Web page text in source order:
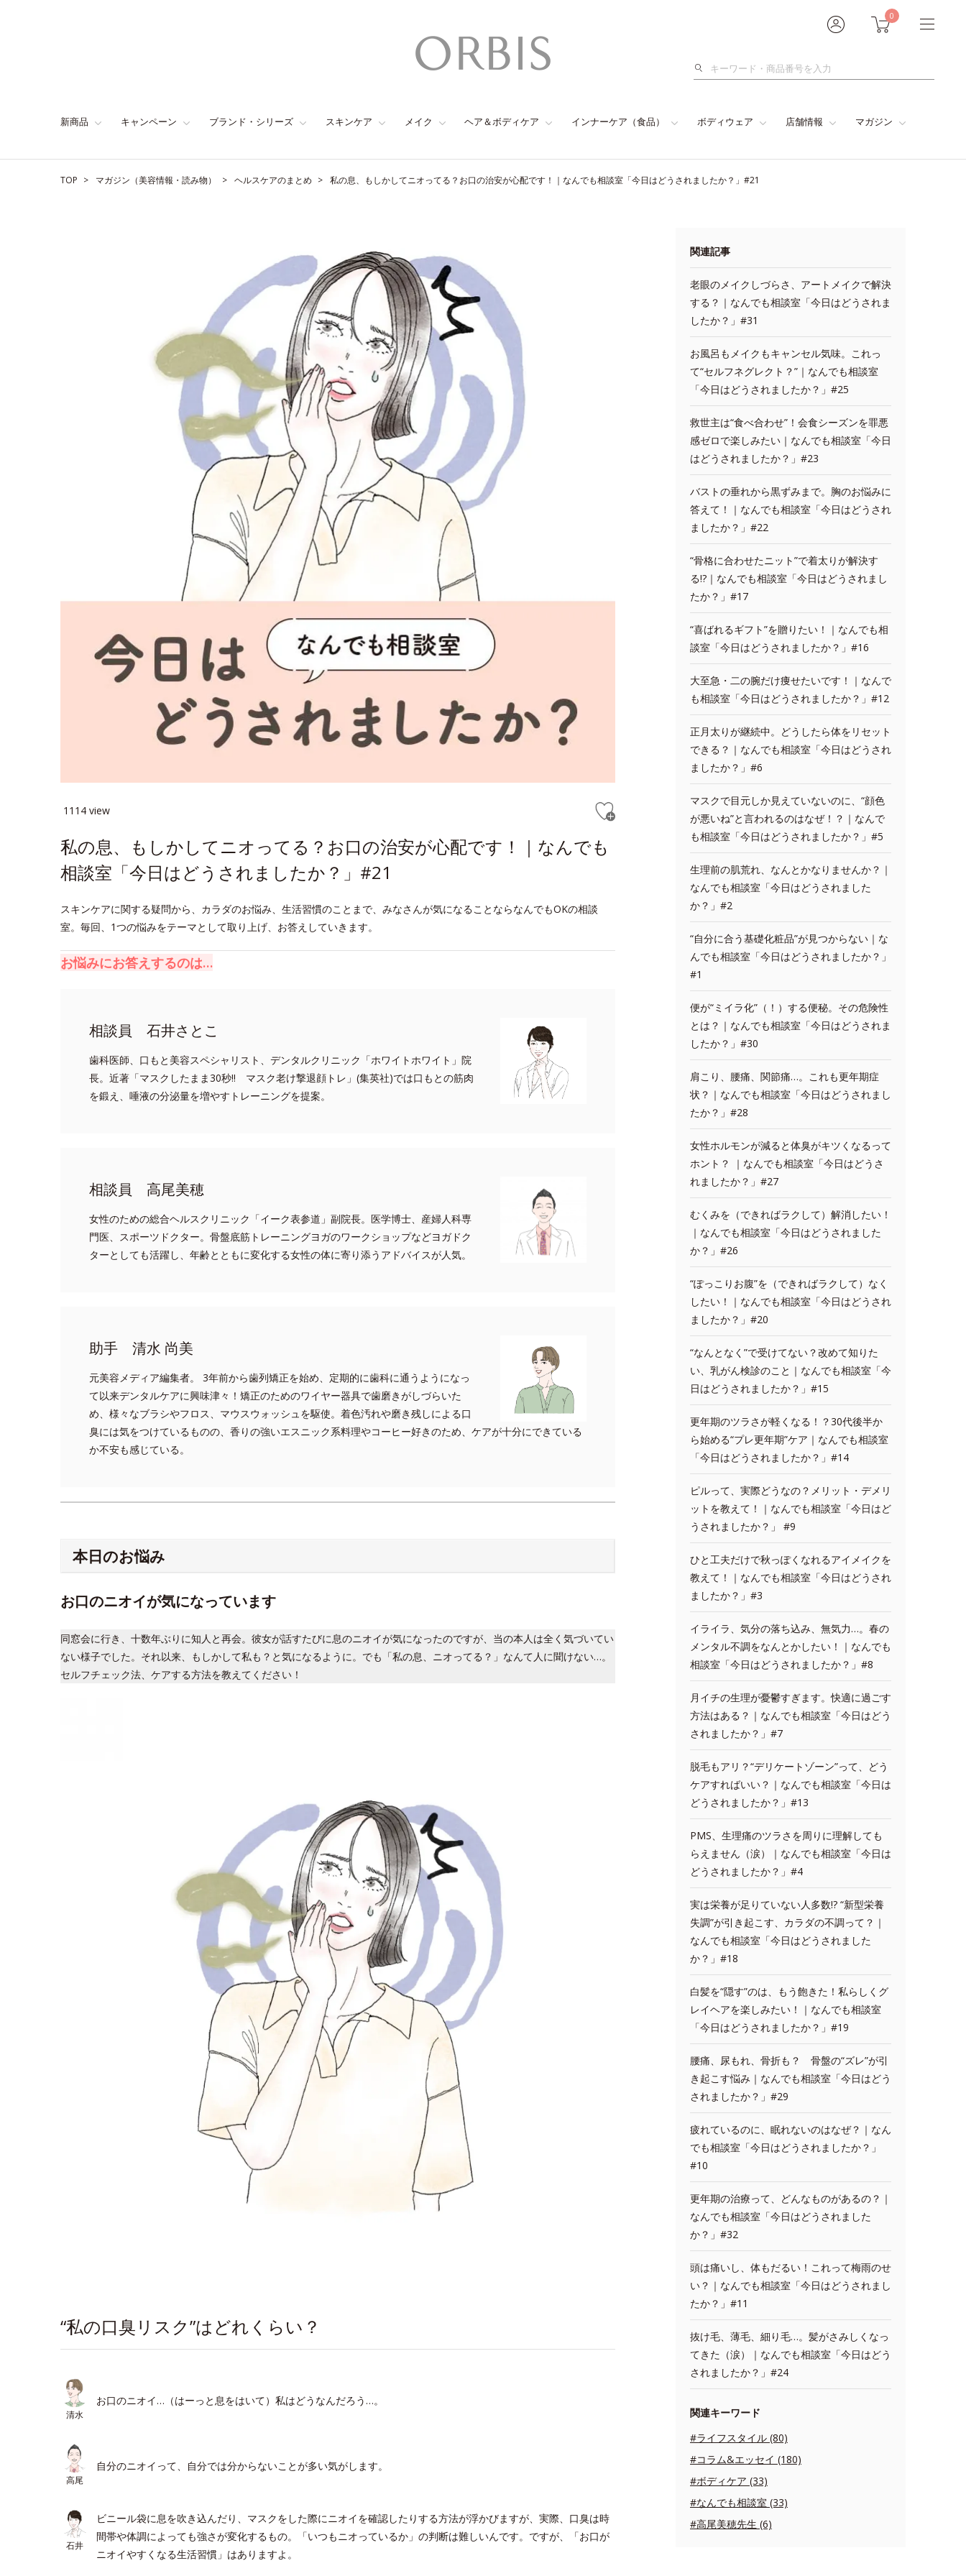
0
検
新商品 キャンペーン ブランド・シリーズ スキンケア メイク ヘア＆ボディケア インナーケア（食品） ボディウェア 店舗情報 マガジン
TOP マガジン（美容情報・読み物） ヘルスケアのまとめ 私の息、もしかしてニオってる？お口の治安が心配です！｜なんでも相談室「今日はどうされましたか？」#21
1114 view
私の息、もしかしてニオってる？お口の治安が心配です！｜なんでも
相談室「今日はどうされましたか？」#21
スキンケアに関する疑問から、カラダのお悩み、生活習慣のことまで、みなさんが気になることならなんでもOKの相談
室。毎回、1つの悩みをテーマとして取り上げ、お答えしていきます。
お悩みにお答えするのは…
相談員 石井さとこ
歯科医師、口もと美容スペシャリスト、デンタルクリニック「ホワイトホワイト」院
長。近著「マスクしたまま30秒!! マスク老け撃退顔トレ」(集英社)では口もとの筋肉
を鍛え、唾液の分泌量を増やすトレーニングを提案。
相談員 高尾美穂
女性のための総合ヘルスクリニック「イーク表参道」副院長。医学博士、産婦人科専
門医、スポーツドクター。骨盤底筋トレーニングヨガのワークショップなどヨガドク
ターとしても活躍し、年齢とともに変化する女性の体に寄り添うアドバイスが人気。
助手 清水 尚美
元美容メディア編集者。 3年前から歯列矯正を始め、定期的に歯科に通うようになっ
て以来デンタルケアに興味津々！矯正のためのワイヤー器具で歯磨きがしづらいた
め、様々なブラシやフロス、マウスウォッシュを駆使。着色汚れや磨き残しによる口
臭には気をつけているものの、香りの強いエスニック系料理やコーヒー好きのため、ケアが十分にできている
か不安も感じている。
本日のお悩み
お口のニオイが気になっています
同窓会に行き、十数年ぶりに知人と再会。彼女が話すたびに息のニオイが気になったのですが、当の本人は全く気づいてい
ない様子でした。それ以来、もしかして私も？と気になるように。でも「私の息、ニオってる？」なんて人に聞けない…。
セルフチェック法、ケアする方法を教えてください！
“私の口臭リスク”はどれくらい？
清水
お口のニオイ…（はーっと息をはいて）私はどうなんだろう…。
高尾
自分のニオイって、自分では分からないことが多い気がします。
石井
ビニール袋に息を吹き込んだり、マスクをした際にニオイを確認したりする方法が浮かびますが、実際、口臭は時
間帯や体調によっても強さが変化するもの。「いつもニオっているか」の判断は難しいんです。ですが、「お口が
ニオイやすくなる生活習慣」はありますよ。
関連記事
老眼のメイクしづらさ、アートメイクで解決
する？｜なんでも相談室「今日はどうされま
したか？」#31
お風呂もメイクもキャンセル気味。これっ
て“セルフネグレクト？”｜なんでも相談室
「今日はどうされましたか？」#25
救世主は“食べ合わせ”！会食シーズンを罪悪
感ゼロで楽しみたい｜なんでも相談室「今日
はどうされましたか？」#23
バストの垂れから黒ずみまで。胸のお悩みに
答えて！｜なんでも相談室「今日はどうされ
ましたか？」#22
“骨格に合わせたニット”で着太りが解決す
る!?｜なんでも相談室「今日はどうされまし
たか？」#17
“喜ばれるギフト”を贈りたい！｜なんでも相
談室「今日はどうされましたか？」#16
大至急・二の腕だけ痩せたいです！｜なんで
も相談室「今日はどうされましたか？」#12
正月太りが継続中。どうしたら体をリセット
できる？｜なんでも相談室「今日はどうされ
ましたか？」#6
マスクで目元しか見えていないのに、“顔色
が悪いね”と言われるのはなぜ！？｜なんで
も相談室「今日はどうされましたか？」#5
生理前の肌荒れ、なんとかなりませんか？｜
なんでも相談室「今日はどうされました
か？」#2
“自分に合う基礎化粧品”が見つからない｜な
んでも相談室「今日はどうされましたか？」
#1
便が“ミイラ化”（！）する便秘。その危険性
とは？｜なんでも相談室「今日はどうされま
したか？」#30
肩こり、腰痛、関節痛…。これも更年期症
状？｜なんでも相談室「今日はどうされまし
たか？」#28
女性ホルモンが減ると体臭がキツくなるって
ホント？ ｜なんでも相談室「今日はどうさ
れましたか？」#27
むくみを（できればラクして）解消したい！
｜なんでも相談室「今日はどうされました
か？」#26
“ぽっこりお腹”を（できればラクして）なく
したい！｜なんでも相談室「今日はどうされ
ましたか？」#20
“なんとなく”で受けてない？改めて知りた
い、乳がん検診のこと｜なんでも相談室「今
日はどうされましたか？」#15
更年期のツラさが軽くなる！？30代後半か
ら始める“プレ更年期”ケア｜なんでも相談室
「今日はどうされましたか？」#14
ピルって、実際どうなの？メリット・デメリ
ットを教えて！｜なんでも相談室「今日はど
うされましたか？」 #9
ひと工夫だけで秋っぽくなれるアイメイクを
教えて！｜なんでも相談室「今日はどうされ
ましたか？」#3
イライラ、気分の落ち込み、無気力…。春の
メンタル不調をなんとかしたい！｜なんでも
相談室「今日はどうされましたか？」#8
月イチの生理が憂鬱すぎます。快適に過ごす
方法はある？｜なんでも相談室「今日はどう
されましたか？」#7
脱毛もアリ？“デリケートゾーン”って、どう
ケアすればいい？｜なんでも相談室「今日は
どうされましたか？」#13
PMS、生理痛のツラさを周りに理解しても
らえません（涙）｜なんでも相談室「今日は
どうされましたか？」#4
実は栄養が足りていない人多数!? “新型栄養
失調”が引き起こす、カラダの不調って？｜
なんでも相談室「今日はどうされました
か？」#18
白髪を“隠す”のは、もう飽きた！私らしくグ
レイヘアを楽しみたい！｜なんでも相談室
「今日はどうされましたか？」#19
腰痛、尿もれ、骨折も？ 骨盤の“ズレ”が引
き起こす悩み｜なんでも相談室「今日はどう
されましたか？」#29
疲れているのに、眠れないのはなぜ？｜なん
でも相談室「今日はどうされましたか？」
#10
更年期の治療って、どんなものがあるの？｜
なんでも相談室「今日はどうされました
か？」#32
頭は痛いし、体もだるい！これって梅雨のせ
い？｜なんでも相談室「今日はどうされまし
たか？」#11
抜け毛、薄毛、細り毛…。髪がさみしくなっ
てきた（涙）｜なんでも相談室「今日はどう
されましたか？」#24
関連キーワード
#ライフスタイル (80)
#コラム&エッセイ (180)
#ボディケア (33)
#なんでも相談室 (33)
#高尾美穂先生 (6)